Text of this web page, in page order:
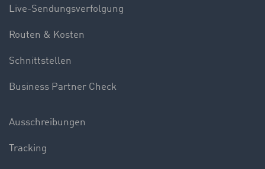
Live-Sendungsverfolgung
Routen & Kosten
Schnittstellen
Business Partner Check
Ausschreibungen
Tracking